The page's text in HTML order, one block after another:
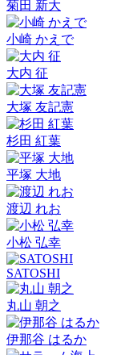
菊田 新大
小崎 かえで
大内 征
大塚 友記憲
杉田 紅葉
平塚 大地
渡辺 れお
小松 弘幸
SATOSHI
丸山 朝之
伊那谷 はるか